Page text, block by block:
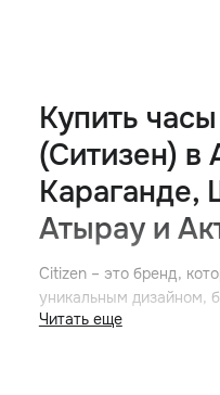
Купить
(Ситизен) в
Караганде,
Атырау и
Citizen – это бренд,
уникальным дизайном,
инновационными
Читать еще